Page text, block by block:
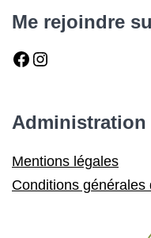
Me rejoindre
Facebook
Instagram
Administration
Mentions légales
Conditions générales